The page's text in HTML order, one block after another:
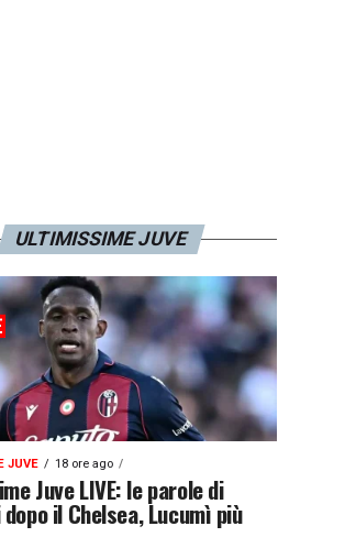
ULTIMISSIME JUVE
JUVE 18 ore ago
Juve LIVE: le parole di
il Chelsea, Lucumì più